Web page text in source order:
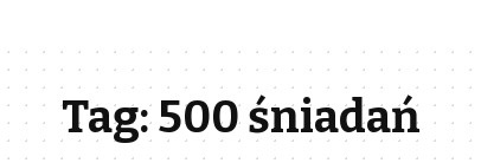
Tag:500 śniadań